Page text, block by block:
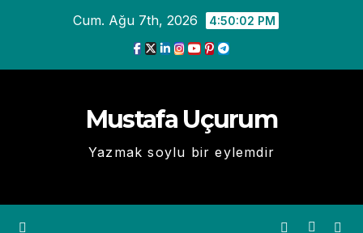
Cum. Ağu 7th, 2026 4:50:02 PM
Mustafa Uçurum
Yazmak soylu bir eylemdir